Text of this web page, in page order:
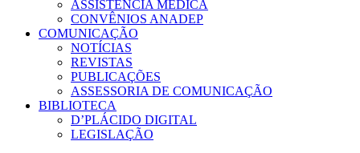
ASSISTÊNCIA MÉDICA
CONVÊNIOS ANADEP
COMUNICAÇÃO
NOTÍCIAS
REVISTAS
PUBLICAÇÕES
ASSESSORIA DE COMUNICAÇÃO
BIBLIOTECA
D’PLÁCIDO DIGITAL
LEGISLAÇÃO